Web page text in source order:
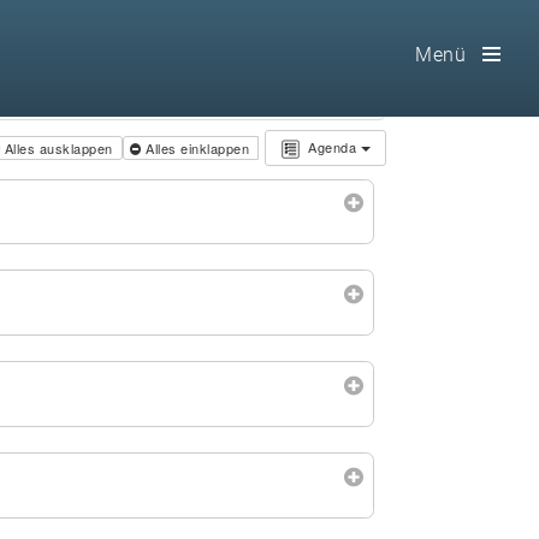
Home
Freimaurerei
Leitgedanken
Selbstverständnis
Menü
Agenda
Alles einklappen
Alles ausklappen